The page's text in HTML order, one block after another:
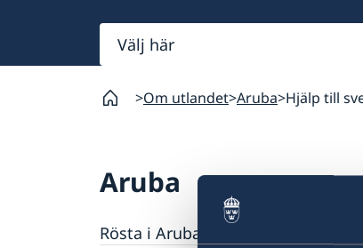
Välj
här
Om utlandet Aruba Hjälp till
Aruba
Rösta i Aruba